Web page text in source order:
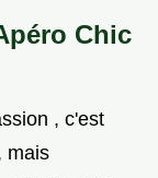
Chic
, c'est
mais